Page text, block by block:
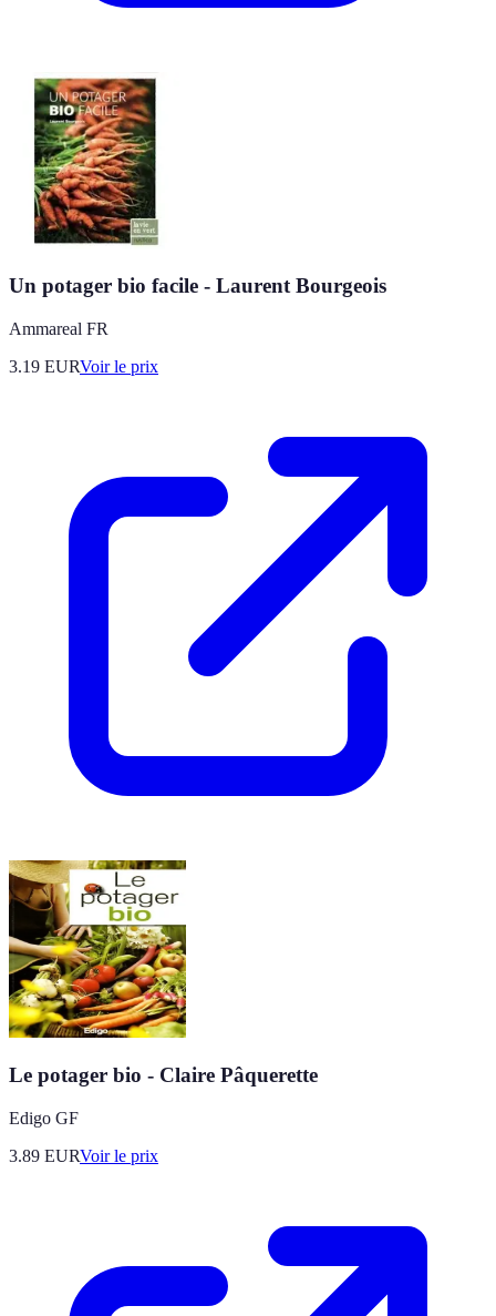
Un potager bio facile - Laurent Bourgeois
Ammareal FR
3.19 EURVoir le prix
Le potager bio - Claire Pâquerette
Edigo GF
3.89 EURVoir le prix